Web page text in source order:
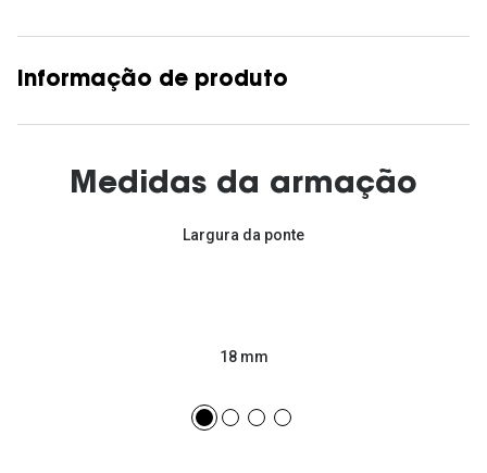
Informação de produto
Medidas da armação
Largura da ponte
18 mm